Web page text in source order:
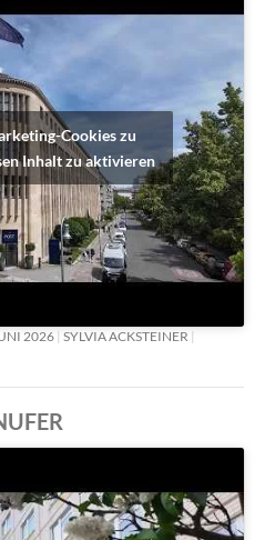
Cookies zu
Inhalt zu aktivieren
2026 SYLVIA ACKSTEINER